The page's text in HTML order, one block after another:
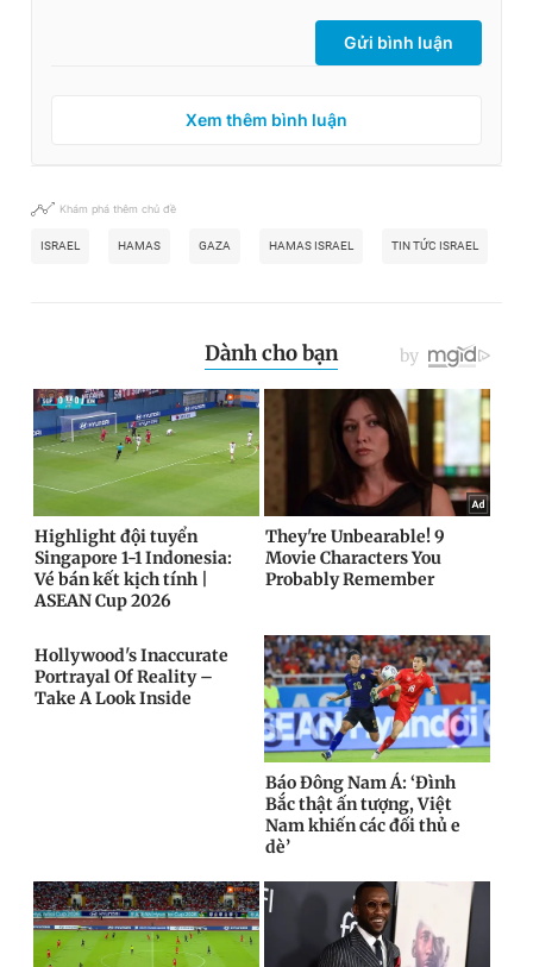
Gửi bình luận
Xem thêm bình luận
Khám phá thêm chủ đề
ISRAEL HAMAS GAZA HAMAS ISRAEL TIN TỨC ISRAEL